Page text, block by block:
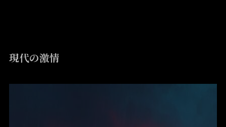
現代の激情